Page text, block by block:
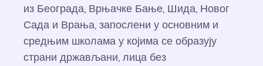
из Београда, Врњачке Бање, Шида, Новог
Сада и Врања, запослени у основним и
средњим школама у којима се образују
страни држављани, лица без